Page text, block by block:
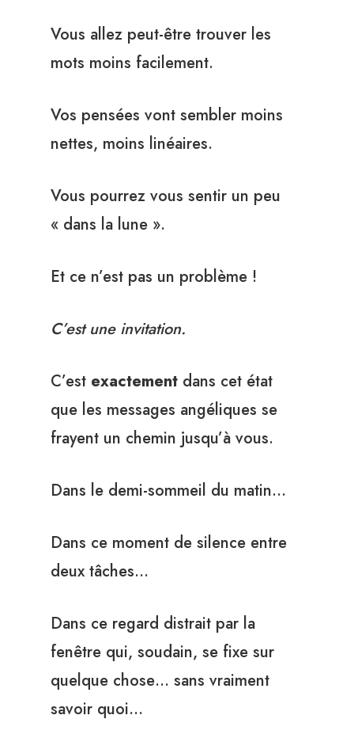
Vous allez peut-être trouver les
mots moins facilement.
Vos pensées vont sembler moins
nettes, moins linéaires.
Vous pourrez vous sentir un peu
« dans la lune ».
Et ce n’est pas un problème !
C’est une invitation.
C’est exactement dans cet état
que les messages angéliques se
frayent un chemin jusqu’à vous.
Dans le demi-sommeil du matin…
Dans ce moment de silence entre
deux tâches…
Dans ce regard distrait par la
fenêtre qui, soudain, se fixe sur
quelque chose… sans vraiment
savoir quoi…